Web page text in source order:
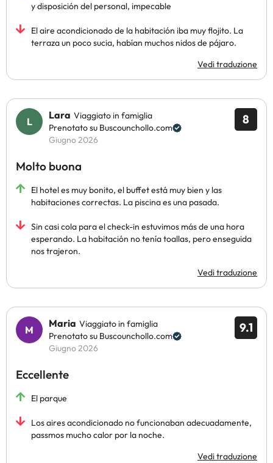
y disposición del personal, impecable
El aire acondicionado de la habitación iba muy flojito. La
terraza un poco sucia, habían muchos nidos de pájaro.
Vedi traduzione
8
Lara Viaggiato in famiglia
Prenotato su Buscounchollo.com
Giugno 2026
Molto buona
El hotel es muy bonito, el buffet está muy bien y las
habitaciones correctas. La piscina es una pasada.
Sin casi cola para el check-in estuvimos más de una hora
esperando. La habitación no tenía toallas, pero enseguida
nos trajeron.
Vedi traduzione
9.1
Maria Viaggiato in famiglia
Prenotato su Buscounchollo.com
Giugno 2026
Eccellente
El parque
Los aires acondicionado no funcionaban adecuadamente,
passmos mucho calor por la noche.
Vedi traduzione